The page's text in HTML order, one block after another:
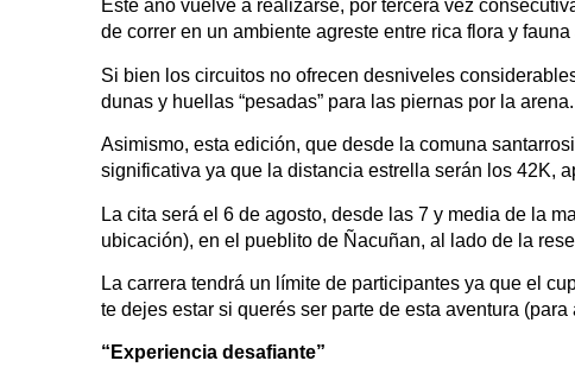
Este año vuelve a realizarse, por tercera vez
de correr en un ambiente agreste entre rica flora y fauna
Si bien los circuitos no ofrecen desniveles
dunas y huellas “pesadas” para las piernas por la arena.
Asimismo, esta edición, que desde la comuna
significativa ya que la distancia estrella serán los 42K,
La cita será el 6 de agosto, desde las 7 y media de la
ubicación), en el pueblito de Ñacuñan, al lado de la
La carrera tendrá un límite de participantes ya que el
te dejes estar si querés ser parte de esta aventura
“Experiencia desafiante”